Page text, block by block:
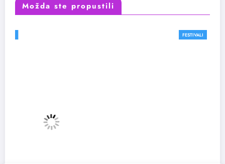
Možda ste propustili